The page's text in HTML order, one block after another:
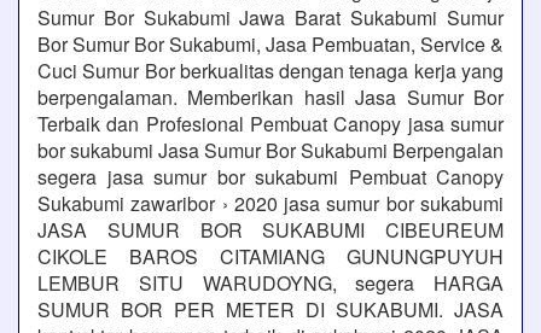
Sumur Bor Sukabumi Jawa Barat Sukabumi Sumur
Bor Sumur Bor Sukabumi, Jasa Pembuatan, Service &
Cuci Sumur Bor berkualitas dengan tenaga kerja yang
berpengalaman. Memberikan hasil Jasa Sumur Bor
Terbaik dan Profesional Pembuat Canopy jasa sumur
bor sukabumi Jasa Sumur Bor Sukabumi Berpengalan
segera jasa sumur bor sukabumi Pembuat Canopy
Sukabumi zawaribor › 2020 jasa sumur bor sukabumi
JASA SUMUR BOR SUKABUMI CIBEUREUM
CIKOLE BAROS CITAMIANG GUNUNGPUYUH
LEMBUR SITU WARUDOYNG, segera HARGA
SUMUR BOR PER METER DI SUKABUMI. JASA